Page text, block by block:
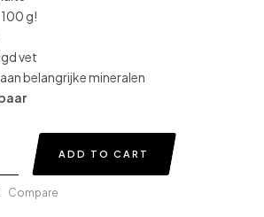
g!
vet
belangrijke mineralen
ADD TO CART
Compare